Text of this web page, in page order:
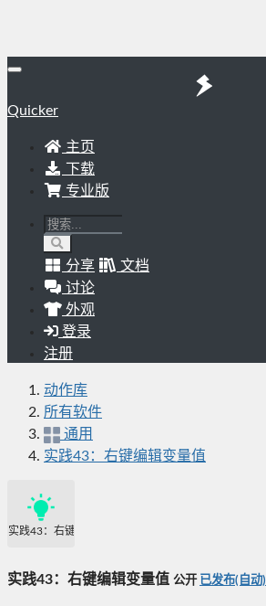
Quicker
主页
下载
专业版
分享
文档
讨论
外观
登录
注册
动作库
所有软件
通用
实践43：右键编辑变量值
实践43：右键编辑变量值
实践43：右键编辑变量值 公开 已发布(自动)